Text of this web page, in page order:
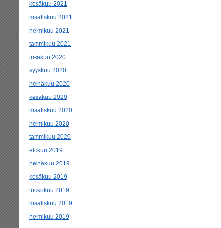
kesäkuu 2021
maaliskuu 2021
helmikuu 2021
tammikuu 2021
lokakuu 2020
syyskuu 2020
heinäkuu 2020
kesäkuu 2020
maaliskuu 2020
helmikuu 2020
tammikuu 2020
elokuu 2019
heinäkuu 2019
kesäkuu 2019
toukokuu 2019
maaliskuu 2019
helmikuu 2019